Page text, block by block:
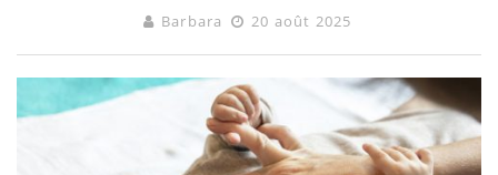
Barbara 20 août 2025